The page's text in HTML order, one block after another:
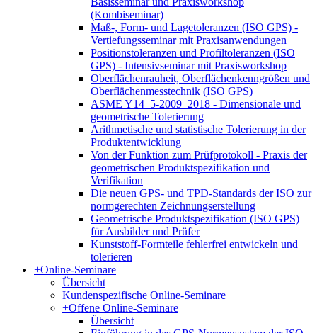
(Kombiseminar)
Maß-, Form- und Lagetoleranzen (ISO GPS) -
Vertiefungsseminar mit Praxisanwendungen
Positionstoleranzen und Profiltoleranzen (ISO
GPS) - Intensivseminar mit Praxisworkshop
Oberflächenrauheit, Oberflächenkenngrößen und
Oberflächenmesstechnik (ISO GPS)
ASME Y14_5-2009_2018 - Dimensionale und
geometrische Tolerierung
Arithmetische und statistische Tolerierung in der
Produktentwicklung
Von der Funktion zum Prüfprotokoll - Praxis der
geometrischen Produktspezifikation und
Verifikation
Die neuen GPS- und TPD-Standards der ISO zur
normgerechten Zeichnungserstellung
Geometrische Produktspezifikation (ISO GPS)
für Ausbilder und Prüfer
Kunststoff-Formteile fehlerfrei entwickeln und
tolerieren
+Online-Seminare
Übersicht
Kundenspezifische Online-Seminare
+Offene Online-Seminare
Übersicht